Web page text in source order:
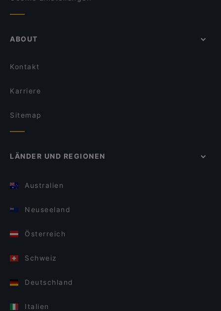
ABOUT
Kontakt
Karriere
Sitemap
LÄNDER UND REGIONEN
Australien
Neuseeland
Österreich
Schweiz
Deutschland
Italien